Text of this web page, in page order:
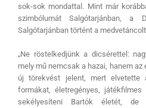
sok-sok mondattal. Mint már
szimbólumát Salgótarjánban, a
Salgótarjánban történt a
„Ne röstelkedjünk a dicsérettel:
mely mű nemcsak a hazai, hanem
új törekvést jelent, mert elvetette
formákat, életregényes,
sekélyesíteni Bartók életét,